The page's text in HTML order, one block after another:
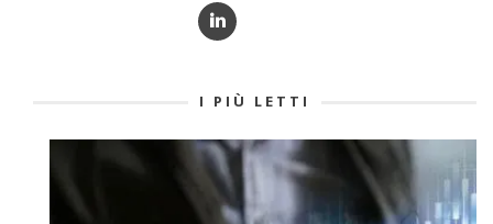
I PIÙ LETTI